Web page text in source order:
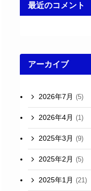
最近のコメント
アーカイブ
2026年7月 (5)
2026年4月 (1)
2025年3月 (9)
2025年2月 (5)
2025年1月 (21)